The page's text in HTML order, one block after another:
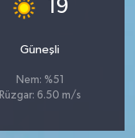
19
Güneşli
Nem: %51
Rüzgar: 6.50 m/s